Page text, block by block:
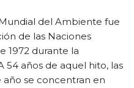
del Ambiente fue
de las Naciones
1972 durante la
54 años de aquel hito, las
año se concentran en